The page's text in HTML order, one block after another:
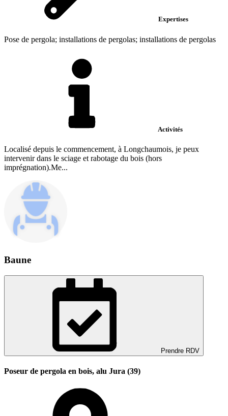
Expertises
Pose de pergola; installations de pergolas; installations de pergolas
Activités
Localisé depuis le commencement, à Longchaumois, je peux
intervenir dans le sciage et rabotage du bois (hors
imprégnation).Me...
Baune
Prendre RDV
Poseur de pergola en bois, alu Jura (39)